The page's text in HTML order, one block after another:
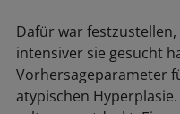
Dafür war
intensiver sie gesucht
Vorhersageparameter
atypischen